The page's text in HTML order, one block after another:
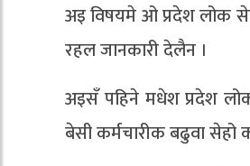
अइ विषयमे ओ प्रदेश लोक
रहल जानकारी देलैन ।
अइसँ पहिने मधेश प्रदेश
बेसी कर्मचारीक बढुवा